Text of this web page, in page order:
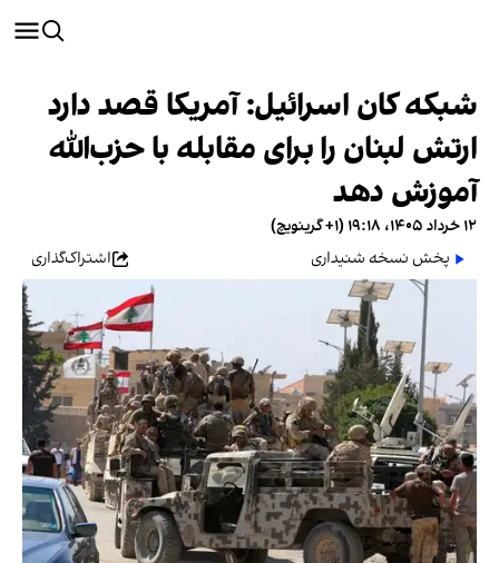
شبکه کان اسرائیل: آمریکا قصد دارد
ارتش لبنان را برای مقابله با حزب‌الله
آموزش دهد
۱۲ خرداد ۱۴۰۵، ۱۹:۱۸ (‎+۱ گرینویچ)
پخش نسخه شنیداری
اشتراک‌گذاری